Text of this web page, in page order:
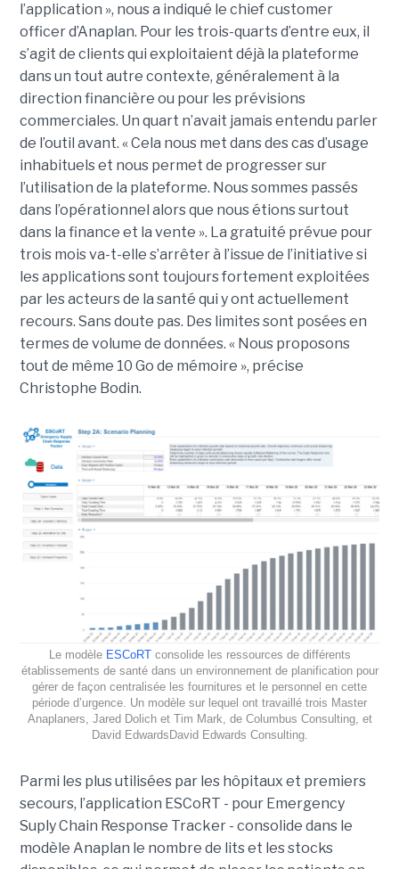
l’application », nous a indiqué le chief customer
officer d’Anaplan. Pour les trois-quarts d’entre eux, il
s’agit de clients qui exploitaient déjà la plateforme
dans un tout autre contexte, généralement à la
direction financière ou pour les prévisions
commerciales. Un quart n’avait jamais entendu parler
de l’outil avant. « Cela nous met dans des cas d’usage
inhabituels et nous permet de progresser sur
l’utilisation de la plateforme. Nous sommes passés
dans l’opérationnel alors que nous étions surtout
dans la finance et la vente ». La gratuité prévue pour
trois mois va-t-elle s’arrêter à l’issue de l’initiative si
les applications sont toujours fortement exploitées
par les acteurs de la santé qui y ont actuellement
recours. Sans doute pas. Des limites sont posées en
termes de volume de données. « Nous proposons
tout de même 10 Go de mémoire », précise
Christophe Bodin.
Le modèle ESCoRTconsolide les ressources de différents
établissements de santé dans un environnement de planification pour
gérer de façon centralisée les fournitures et le personnel en cette
période d’urgence. Un modèle sur lequel ont travaillé trois Master
Anaplaners, Jared Dolich et Tim Mark, de Columbus Consulting, et
David EdwardsDavid Edwards Consulting.
Parmi les plus utilisées par les hôpitaux et premiers
secours, l’application ESCoRT - pour Emergency
Suply Chain Response Tracker - consolide dans le
modèle Anaplan le nombre de lits et les stocks